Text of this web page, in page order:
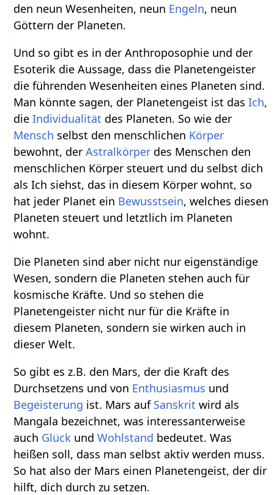
den neun Wesenheiten, neun Engeln, neun
Göttern der Planeten.
Und so gibt es in der Anthroposophie und der
Esoterik die Aussage, dass die Planetengeister
die führenden Wesenheiten eines Planeten sind.
Man könnte sagen, der Planetengeist ist dasIch,
dieIndividualität des Planeten. So wie der
Mensch selbst den menschlichen Körper
bewohnt, derAstralkörper des Menschen den
menschlichen Körper steuert und du selbst dich
als Ich siehst, das in diesem Körper wohnt, so
hat jeder Planet ein Bewusstsein, welches diesen
Planeten steuert und letztlich im Planeten
wohnt.
Die Planeten sind aber nicht nur eigenständige
Wesen, sondern die Planeten stehen auch für
kosmische Kräfte. Und so stehen die
Planetengeister nicht nur für die Kräfte in
diesem Planeten, sondern sie wirken auch in
dieser Welt.
So gibt es z.B. den Mars, der die Kraft des
Durchsetzens und von Enthusiasmus und
Begeisterung ist. Mars auf Sanskrit wird als
Mangala bezeichnet, was interessanterweise
auch Glück undWohlstand bedeutet. Was
heißen soll, dass man selbst aktiv werden muss.
So hat also der Mars einen Planetengeist, der dir
hilft, dich durch zu setzen.